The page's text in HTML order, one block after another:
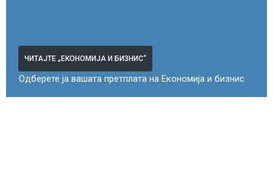
ЧИТАЈТЕ „ЕКОНОМИЈА И БИЗНИС“
Одберете ја вашата претплата на Економија и бизнис